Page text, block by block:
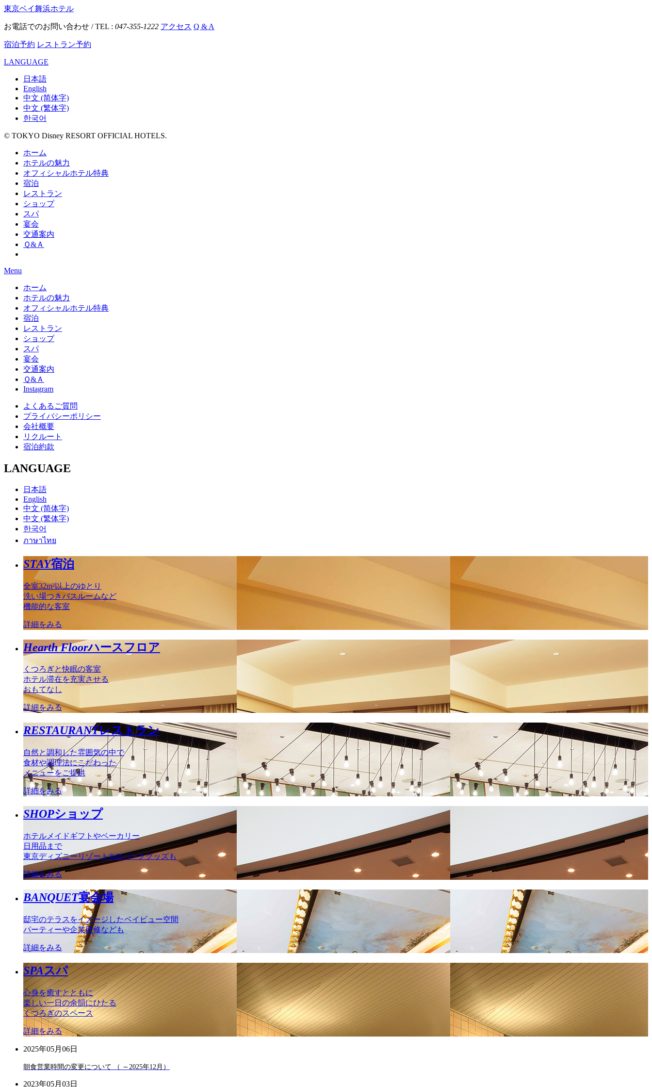
東京ベイ舞浜ホテル
お電話でのお問い合わせ / TEL : 047-355-1222 アクセス Q & A
宿泊予約 レストラン予約
LANGUAGE
日本語
English
中文 (简体字)
中文 (繁体字)
한국어
© TOKYO Disney RESORT OFFICIAL HOTELS.
ホーム
ホテルの魅力
オフィシャルホテル特典
宿泊
レストラン
ショップ
スパ
宴会
交通案内
Ｑ&Ａ
Menu
ホーム
ホテルの魅力
オフィシャルホテル特典
宿泊
レストラン
ショップ
スパ
宴会
交通案内
Ｑ&Ａ
Instagram
よくあるご質問
プライバシーポリシー
会社概要
リクルート
宿泊約款
LANGUAGE
日本語
English
中文 (简体字)
中文 (繁体字)
한국어
ภาษาไทย
STAY宿泊
全室32m²以上のゆとり
洗い場つきバスルームなど
機能的な客室
詳細をみる
Hearth Floorハースフロア
くつろぎと快眠の客室
ホテル滞在を充実させる
おもてなし
詳細をみる
RESTAURANTレストラン
自然と調和した雰囲気の中で
食材や調理法にこだわった
メニューをご提供
詳細をみる
SHOPショップ
ホテルメイドギフトやベーカリー
日用品まで
東京ディズニーリゾート®のパークグッズも
詳細をみる
BANQUET宴会場
邸宅のテラスをイメージしたベイビュー空間
パーティーや企業研修なども
詳細をみる
SPAスパ
心身を癒すとともに
楽しい一日の余韻にひたる
くつろぎのスペース
詳細をみる
2025年05月06日
朝食営業時間の変更について （ ～2025年12月）
2023年05月03日